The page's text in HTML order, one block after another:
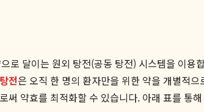
로 달이는 원외 탕전(공동 탕전) 시스템을 이
전은 오직 한 명의 환자만을 위한 약을 개별적
약효를 최적화할 수 있습니다. 아래 표를 통